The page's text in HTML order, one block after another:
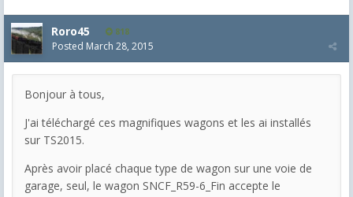
Roro45 818
Posted March 28, 2015
Bonjour à tous,
J'ai téléchargé ces magnifiques wagons et les ai installés
sur TS2015.
Après avoir placé chaque type de wagon sur une voie de
garage, seul, le wagon SNCF_R59-6_Fin accepte le